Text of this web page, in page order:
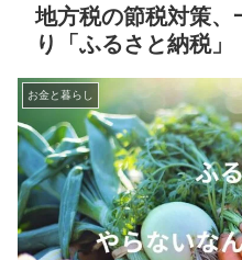
地方税の節税対策、
り「ふるさと納税」
お金と暮らし